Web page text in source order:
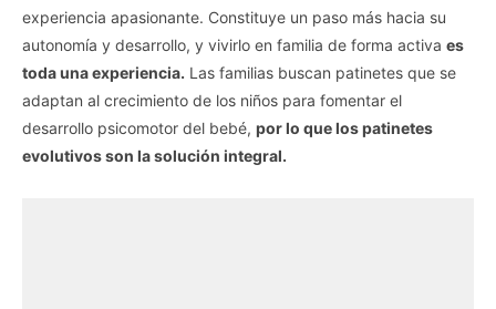
experiencia apasionante. Constituye un paso más hacia su
autonomía y desarrollo, y vivirlo en familia de forma activa es
toda una experiencia. Las familias buscan patinetes que se
adaptan al crecimiento de los niños para fomentar el
desarrollo psicomotor del bebé, por lo que los patinetes
evolutivos son la solución integral.